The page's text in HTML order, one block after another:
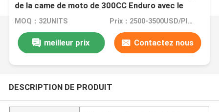
de la came de moto de 300CC Enduro avec le
moteur de la puissance 23kw
MOQ：32UNITS Prix：2500-3500USD/PIECE
meilleur prix Contactez nous
DESCRIPTION DE PRODUIT